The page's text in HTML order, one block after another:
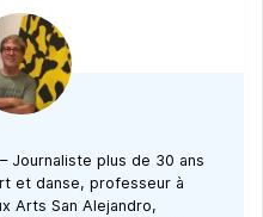
Journaliste plus de 30 ans
et danse, professeur à
Arts San Alejandro,